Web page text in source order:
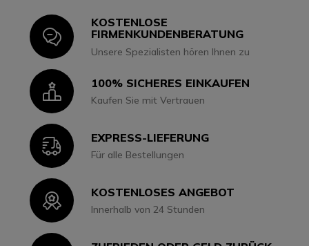
Icon
KOSTENLOSE
FIRMENKUNDENBERATUNG
Unsere Spezialisten hören Ihnen zu
Icon100% SICHERES EINKAUFEN
Kaufen Sie mit Vertrauen
IconEXPRESS-LIEFERUNG
Für alle Bestellungen
IconKOSTENLOSES ANGEBOT
Innerhalb von 24 Stunden